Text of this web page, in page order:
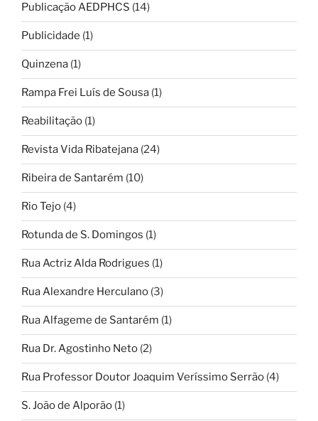
Publicação AEDPHCS (14)
Publicidade (1)
Quinzena (1)
Rampa Frei Luís de Sousa (1)
Reabilitação (1)
Revista Vida Ribatejana (24)
Ribeira de Santarém (10)
Rio Tejo (4)
Rotunda de S. Domingos (1)
Rua Actriz Alda Rodrigues (1)
Rua Alexandre Herculano (3)
Rua Alfageme de Santarém (1)
Rua Dr. Agostinho Neto (2)
Rua Professor Doutor Joaquim Veríssimo Serrão (4)
S. João de Alporão (1)